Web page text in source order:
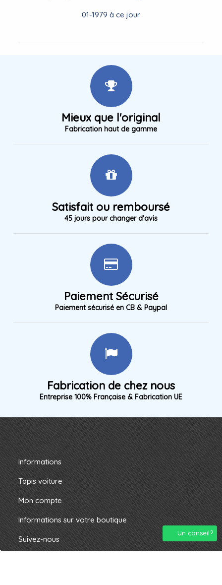
01-1979 à ce jour
Mieux que l'original
Fabrication haut de gamme
Satisfait ou remboursé
45 jours pour changer d'avis
Paiement Sécurisé
Paiement sécurisé en CB & Paypal
Fabrication de chez nous
Entreprise 100% Française & Fabrication UE
Informations
Tapis voiture
Mon compte
Informations sur votre boutique
Suivez-nous
Un conseil?